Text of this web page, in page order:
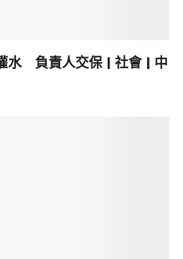
水 負責人交保 | 社會 | 中